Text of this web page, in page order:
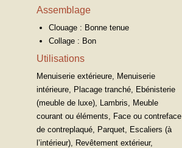
Assemblage
Clouage : Bonne tenue
Collage : Bon
Utilisations
Menuiserie extérieure, Menuiserie
intérieure, Placage tranché, Ebénisterie
(meuble de luxe), Lambris, Meuble
courant ou éléments, Face ou contreface
de contreplaqué, Parquet, Escaliers (à
l’intérieur), Revêtement extérieur,